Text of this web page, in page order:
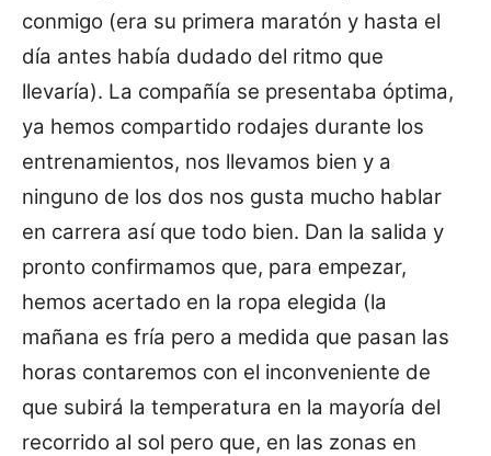
conmigo (era su primera maratón y hasta el
día antes había dudado del ritmo que
llevaría). La compañía se presentaba óptima,
ya hemos compartido rodajes durante los
entrenamientos, nos llevamos bien y a
ninguno de los dos nos gusta mucho hablar
en carrera así que todo bien. Dan la salida y
pronto confirmamos que, para empezar,
hemos acertado en la ropa elegida (la
mañana es fría pero a medida que pasan las
horas contaremos con el inconveniente de
que subirá la temperatura en la mayoría del
recorrido al sol pero que, en las zonas en